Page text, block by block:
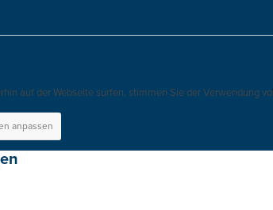
auf der Webseite surfen, stimmen Sie der Verwendung
anpassen